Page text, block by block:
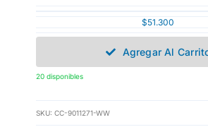
$51.300
Agregar Al
20 disponibles
SKU: CC-9011271-WW